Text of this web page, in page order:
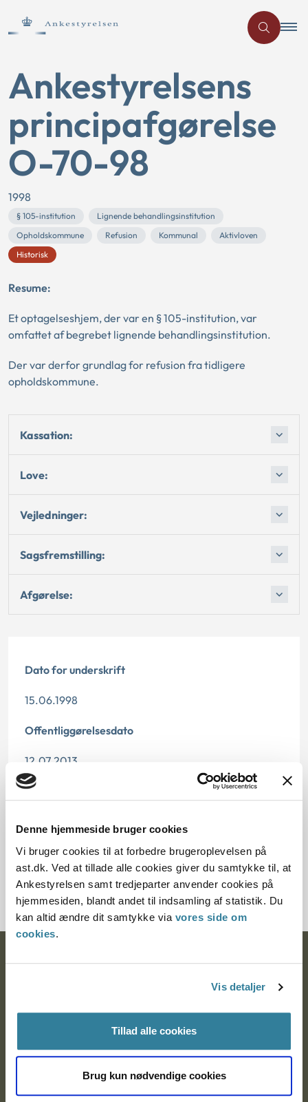
Denne hjemmeside bruger cookies
Vi bruger cookies til at forbedre brugeroplevelsen på
ast.dk. Ved at tillade alle cookies giver du samtykke til, at
Ankestyrelsen samt tredjeparter anvender cookies på
hjemmesiden, blandt andet til indsamling af statistik. Du
kan altid ændre dit samtykke via vores side om
cookies.
Vis detaljer
Tillad alle cookies
Brug kun nødvendige cookies
Ankestyrelsens
principafgørelse
O-70-98
1998
§ 105-institution
Lignende behandlingsinstitution
Opholdskommune
Refusion Kommunal
Aktivloven
Historisk
Resume:
Et optagelseshjem, der var en § 105-institution, var
omfattet af begrebet lignende behandlingsinstitution.
Der var derfor grundlag for refusion fra tidligere
opholdskommune.
Kassation:
Love:
Vejledninger:
Sagsfremstilling:
Afgørelse:
Dato for underskrift
15.06.1998
Offentliggørelsesdato
12.07.2013
Paragraf
Journalnummer
201264-97
Ankestyrelsen